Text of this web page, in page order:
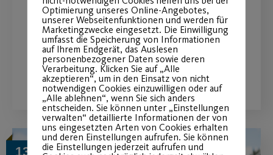
Abwechslungsreiches Programm für
die ganze Familie
WEITERLESEN
13
Optimierung unseres Online-Angebotes,
unserer Webseitenfunktionen und werden für
Marketingzwecke eingesetzt. Die Einwilligung
umfasst die Speicherung von Informationen
auf Ihrem Endgerät, das Auslesen
personenbezogener Daten sowie deren
Verarbeitung. Klicken Sie auf „Alle
akzeptieren“, um in den Einsatz von nicht
notwendigen Cookies einzuwilligen oder auf
„Alle ablehnen“, wenn Sie sich anders
entscheiden. Sie können unter „Einstellungen
verwalten“ detaillierte Informationen der von
uns eingesetzten Arten von Cookies erhalten
und deren Einstellungen aufrufen. Sie können
die Einstellungen jederzeit aufrufen und